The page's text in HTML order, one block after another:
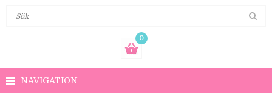
0
NAVIGATION